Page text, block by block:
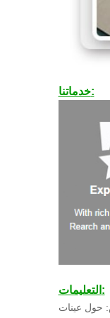
خدماتنا:
التعليمات:
عينات